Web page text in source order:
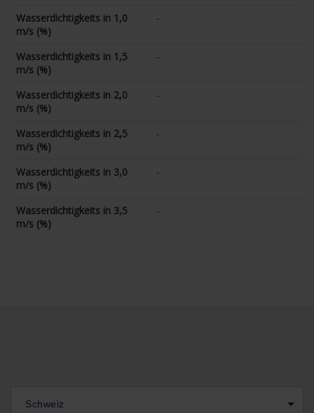
Wasserdichtigkeits in 1,0
m/s (%)
-
Wasserdichtigkeits in 1,5
m/s (%)
-
Wasserdichtigkeits in 2,0
m/s (%)
-
Wasserdichtigkeits in 2,5
m/s (%)
-
Wasserdichtigkeits in 3,0
m/s (%)
-
Wasserdichtigkeits in 3,5
m/s (%)
-
Schweiz